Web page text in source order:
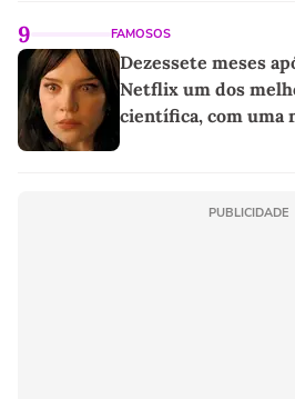
9 FAMOSOS
Dezessete meses
Netflix um dos
científica, com uma
PUBLICIDADE